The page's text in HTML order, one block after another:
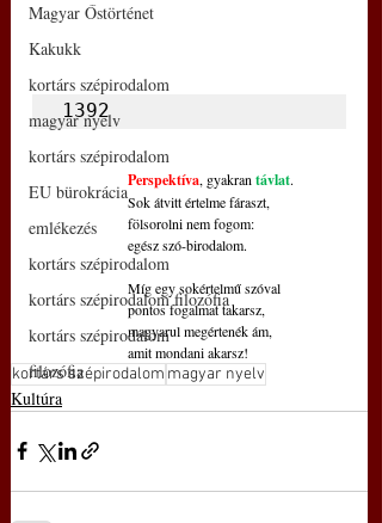
Magyar Őstörténet
Kakukk
kortárs szépirodalom
magyar nyelv
kortárs szépirodalom
EU bürokrácia
emlékezés
kortárs szépirodalom
kortárs szépirodalom filozófia
kortárs szépirodalom
filozófia
1392
Perspektíva, gyakran távlat.
Sok átvitt értelme fáraszt,
fölsorolni nem fogom:
egész szó-birodalom.
Míg egy sokértelmű szóval
pontos fogalmat takarsz,
magyarul megértenék ám,
amit mondani akarsz!
kortárs szépirodalom magyar nyelv
Kultúra